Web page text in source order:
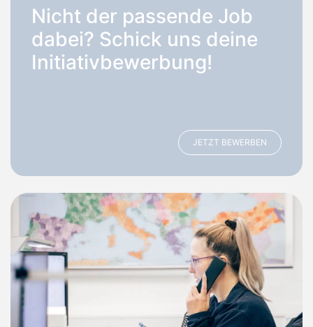
Nicht der passende Job
dabei? Schick uns deine
Initiativbewerbung!
JETZT BEWERBEN